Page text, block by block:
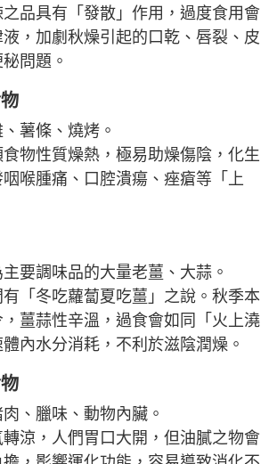
品具有「發散」作用，過度食用會
，加劇秋燥引起的口乾、唇裂、皮
問題。
薯條、燒烤。
物性質燥熱，極易助燥傷陰，化生
咽喉腫痛、口腔潰瘍、痤瘡等「上
要調味品的大量老薑、大蒜。
「冬吃蘿蔔夏吃薑」之說。秋季本
薑蒜性辛溫，過食會如同「火上澆
內水分消耗，不利於滋陰潤燥。
、臘味、動物內臟。
涼，人們胃口大開，但油膩之物會